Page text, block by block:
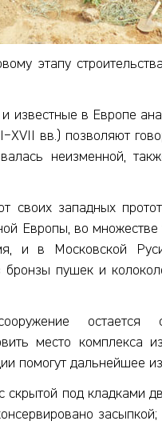
этапу
известные в Европе
вв.) позволяют
неизменной,
своих западных
Европы, во
и в Московской
бронзы пушек и
место комплекса
помогут дальнейшее
скрытой под кладками